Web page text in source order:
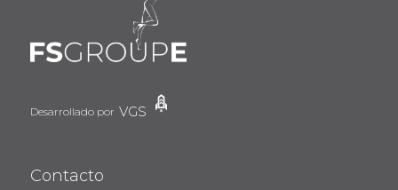
Desarrollado por VGS
Contacto